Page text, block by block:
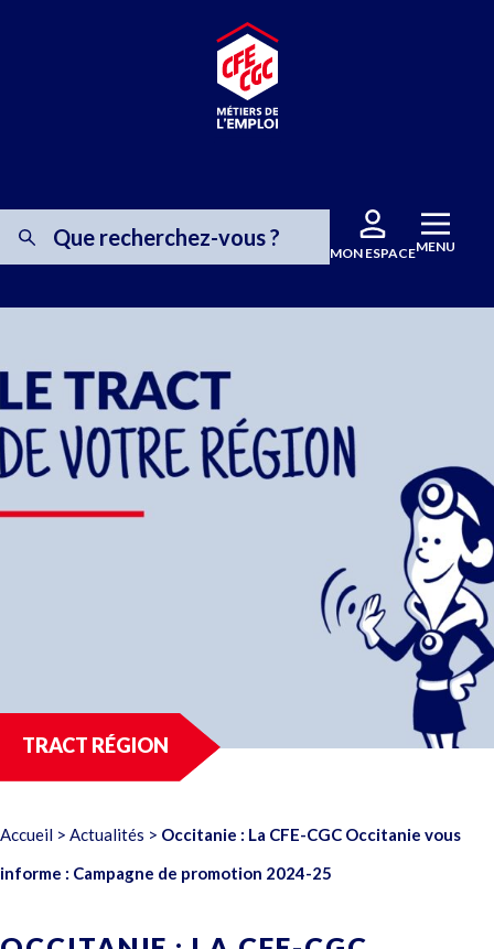
MON ESPACEMENU
TRACT RÉGION
Accueil > Actualités > Occitanie : La CFE-CGC Occitanie vous
informe : Campagne de promotion 2024-25